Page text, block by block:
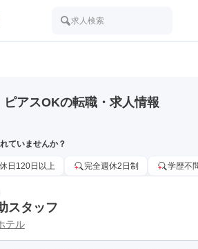
求人検索
アスOKの転職・求人情報
ていませんか？
日120日以上 完全週休2日制 学歴不
スタッフ
テル